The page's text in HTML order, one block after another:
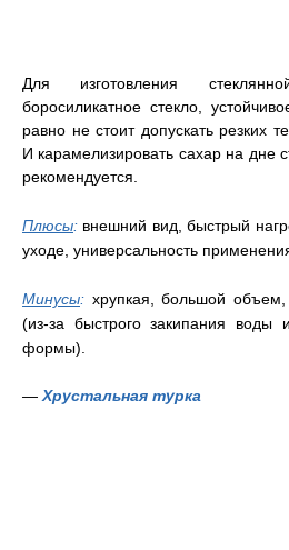
Для изготовления
боросиликатное стекло,
равно не стоит допускать резких
И карамелизировать сахар на дне
рекомендуется.
Плюсы: внешний вид, быстрый
уходе, универсальность
Минусы: хрупкая, большой
(из-за быстрого закипания воды
формы).
— Хрустальная турка